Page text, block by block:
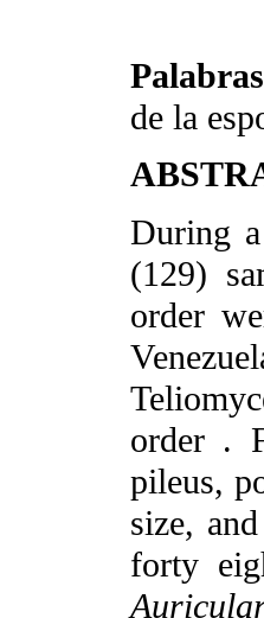
de la
During
(129)
order
order .
pileus,
size,
forty